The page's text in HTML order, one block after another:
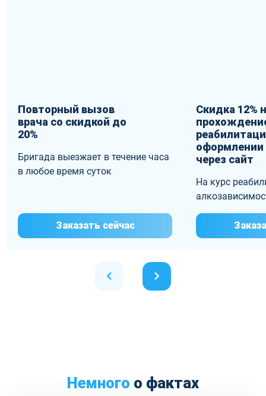
Повторный вызов
врача со скидкой до
20%
Бригада выезжает в течение часа
в любое время суток
Заказать сейчас
Скидка 12%
оформлении
через сайт
На курс
Немного о фактах